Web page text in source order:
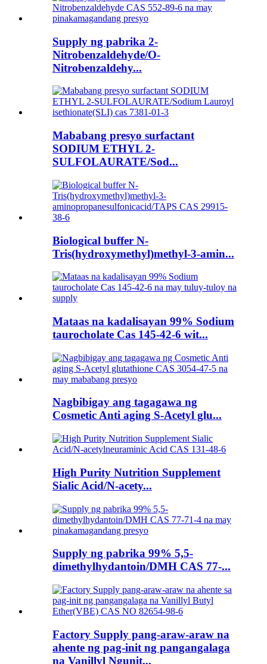
Supply ng pabrika 2-
Nitrobenzaldehyde/O-
Nitrobenzaldehy...
Mababang presyo surfactant
SODIUM ETHYL 2-
SULFOLAURATE/Sod...
Biological buffer N-
Tris(hydroxymethyl)methyl-3-amin...
Mataas na kadalisayan 99% Sodium
taurocholate Cas 145-42-6 wit...
Nagbibigay ang tagagawa ng
Cosmetic Anti aging S-Acetyl glu...
High Purity Nutrition Supplement
Sialic Acid/N-acety...
Supply ng pabrika 99% 5,5-
dimethylhydantoin/DMH CAS 77-...
Factory Supply pang-araw-araw na
ahente ng pag-init ng pangangalaga
na Vanillyl Ngunit...